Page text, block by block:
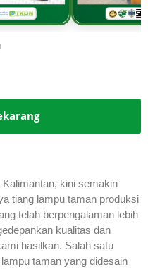
kini semakin
tiang lampu taman produksi
telah berpengalaman lebih
kualitas dan
hasilkan. Salah satu
taman yang didesain